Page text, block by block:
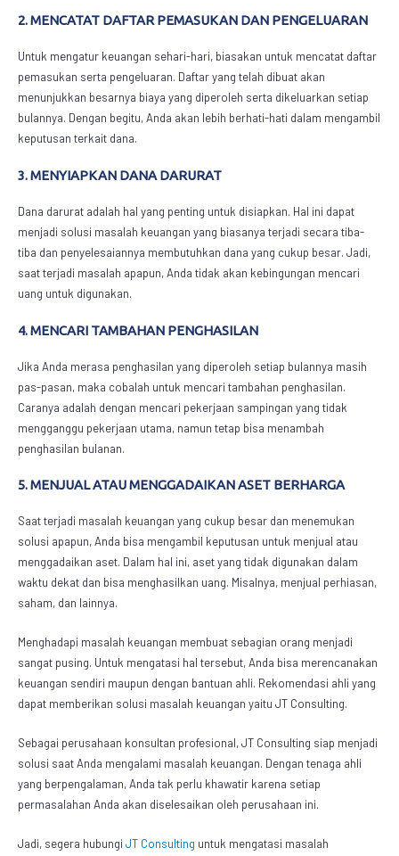
2. MENCATAT DAFTAR PEMASUKAN DAN PENGELUARAN
Untuk mengatur keuangan sehari-hari, biasakan untuk mencatat daftar
pemasukan serta pengeluaran. Daftar yang telah dibuat akan
menunjukkan besarnya biaya yang diperoleh serta dikeluarkan setiap
bulannya. Dengan begitu, Anda akan lebih berhati-hati dalam mengambil
keputusan terkait dana.
3. MENYIAPKAN DANA DARURAT
Dana darurat adalah hal yang penting untuk disiapkan. Hal ini dapat
menjadi solusi masalah keuanganyang biasanya terjadi secara tiba-
tiba dan penyelesaiannya membutuhkan dana yang cukup besar. Jadi,
saat terjadi masalah apapun, Anda tidak akan kebingungan mencari
uang untuk digunakan.
4. MENCARI TAMBAHAN PENGHASILAN
Jika Anda merasa penghasilan yang diperoleh setiap bulannya masih
pas-pasan, maka cobalah untuk mencari tambahan penghasilan.
Caranya adalah dengan mencari pekerjaan sampingan yang tidak
mengganggu pekerjaan utama, namun tetap bisa menambah
penghasilan bulanan.
5. MENJUAL ATAU MENGGADAIKAN ASET BERHARGA
Saat terjadi masalah keuangan yang cukup besar dan menemukan
solusi apapun, Anda bisa mengambil keputusan untuk menjual atau
menggadaikan aset. Dalam hal ini, aset yang tidak digunakan dalam
waktu dekat dan bisa menghasilkan uang. Misalnya, menjual perhiasan,
saham, dan lainnya.
Menghadapi masalah keuangan membuat sebagian orang menjadi
sangat pusing. Untuk mengatasi hal tersebut, Anda bisa merencanakan
keuangan sendiri maupun dengan bantuan ahli. Rekomendasi ahli yang
dapat memberikan solusi masalah keuanganyaitu JT Consulting.
Sebagai perusahaan konsultan profesional, JT Consulting siap menjadi
solusi saat Anda mengalami masalah keuangan. Dengan tenaga ahli
yang berpengalaman, Anda tak perlu khawatir karena setiap
permasalahan Anda akan diselesaikan oleh perusahaan ini.
Jadi, segera hubungiJT Consulting untuk mengatasi masalah